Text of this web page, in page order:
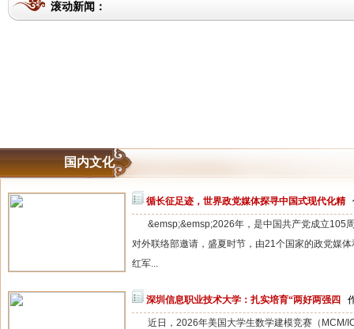
滚动新闻：
国内文化
循长征足迹，世界政党媒体探寻中国式现代化精
&emsp;&emsp;2026年，是中国共产党成立105
对外联络部邀请，盛夏时节，由21个国家的政党媒
红军...
深圳信息职业技术大学：扎实培育“两好两强四
近日，2026年美国大学生数学建模竞赛（MCM/